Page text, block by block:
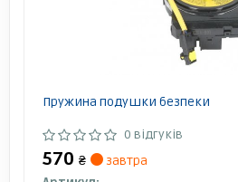
Пружина подушки безпеки
0 відгуків
570 ₴
завтра